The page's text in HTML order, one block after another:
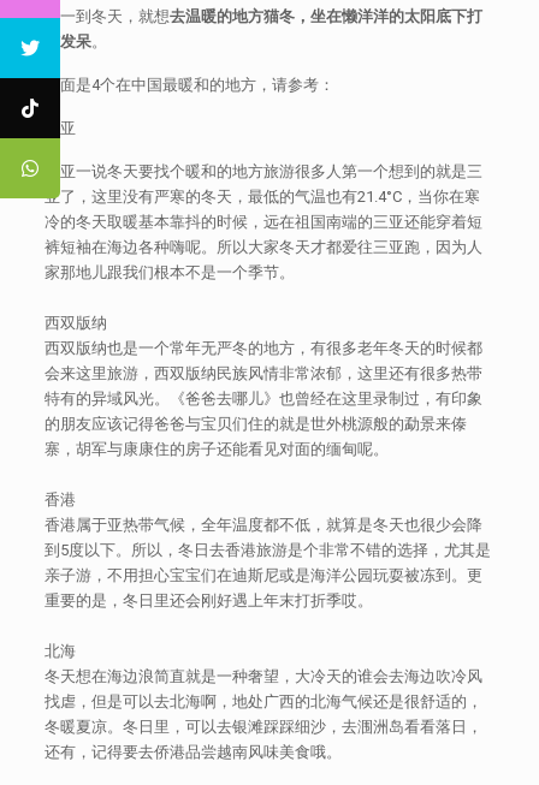
而一到冬天，就想去温暖的地方猫冬，坐在懒洋洋的太阳底下打
盹发呆。
下面是4个在中国最暖和的地方，请参考：
三亚
三亚一说冬天要找个暖和的地方旅游很多人第一个想到的就是三
亚了，这里没有严寒的冬天，最低的气温也有21.4°C，当你在寒
冷的冬天取暖基本靠抖的时候，远在祖国南端的三亚还能穿着短
裤短袖在海边各种嗨呢。所以大家冬天才都爱往三亚跑，因为人
家那地儿跟我们根本不是一个季节。
西双版纳
西双版纳也是一个常年无严冬的地方，有很多老年冬天的时候都
会来这里旅游，西双版纳民族风情非常浓郁，这里还有很多热带
特有的异域风光。《爸爸去哪儿》也曾经在这里录制过，有印象
的朋友应该记得爸爸与宝贝们住的就是世外桃源般的勐景来傣
寨，胡军与康康住的房子还能看见对面的缅甸呢。
香港
香港属于亚热带气候，全年温度都不低，就算是冬天也很少会降
到5度以下。所以，冬日去香港旅游是个非常不错的选择，尤其是
亲子游，不用担心宝宝们在迪斯尼或是海洋公园玩耍被冻到。更
重要的是，冬日里还会刚好遇上年末打折季哎。
北海
冬天想在海边浪简直就是一种奢望，大冷天的谁会去海边吹冷风
找虐，但是可以去北海啊，地处广西的北海气候还是很舒适的，
冬暖夏凉。冬日里，可以去银滩踩踩细沙，去涠洲岛看看落日，
还有，记得要去侨港品尝越南风味美食哦。